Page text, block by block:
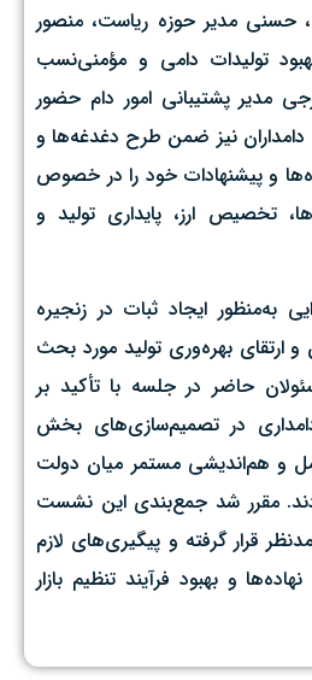
حسنی مدیر حوزه ریاست، منصور
تولیدات دامی و مؤمنی‌نسب
مدیر پشتیبانی امور دام حضور
دامداران نیز ضمن طرح دغدغه‌ها و
و پیشنهادات خود را در خصوص
تخصیص ارز، پایداری تولید و
به‌منظور ایجاد ثبات در زنجیره
و ارتقای بهره‌وری تولید مورد بحث
حاضر در جلسه با تأکید بر
در تصمیم‌سازی‌های بخش
و هم‌اندیشی مستمر میان دولت
مقرر شد جمع‌بندی این نشست
قرار گرفته و پیگیری‌های لازم
و بهبود فرآیند تنظیم بازار